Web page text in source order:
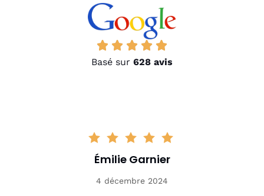
Basé sur 628 avis
Émilie Garnier
4 décembre 2024